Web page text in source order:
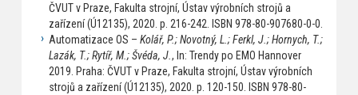
ČVUT v Praze, Fakulta strojní, Ústav výrobních strojů a
zařízení (Ú12135), 2020. p. 216-242. ISBN 978-80-907680-0-0.
Automatizace OS – Kolář, P.; Novotný, L.; Ferkl, J.; Hornych, T.;
Lazák, T.; Rytíř, M.; Švéda, J., In: Trendy po EMO Hannover
2019. Praha: ČVUT v Praze, Fakulta strojní, Ústav výrobních
strojů a zařízení (Ú12135), 2020. p. 120-150. ISBN 978-80-